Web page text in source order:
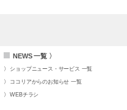
NEWS 一覧 〉
ショップニュース・サービス 一覧
ココリアからのお知らせ 一覧
WEBチラシ